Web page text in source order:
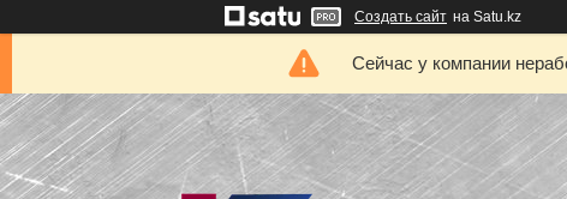
Создать сайт на Satu.kz
Сейчас у компании